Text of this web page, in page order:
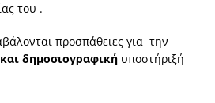
του .
προσπάθειες για την
δημοσιογραφική υποστήριξή